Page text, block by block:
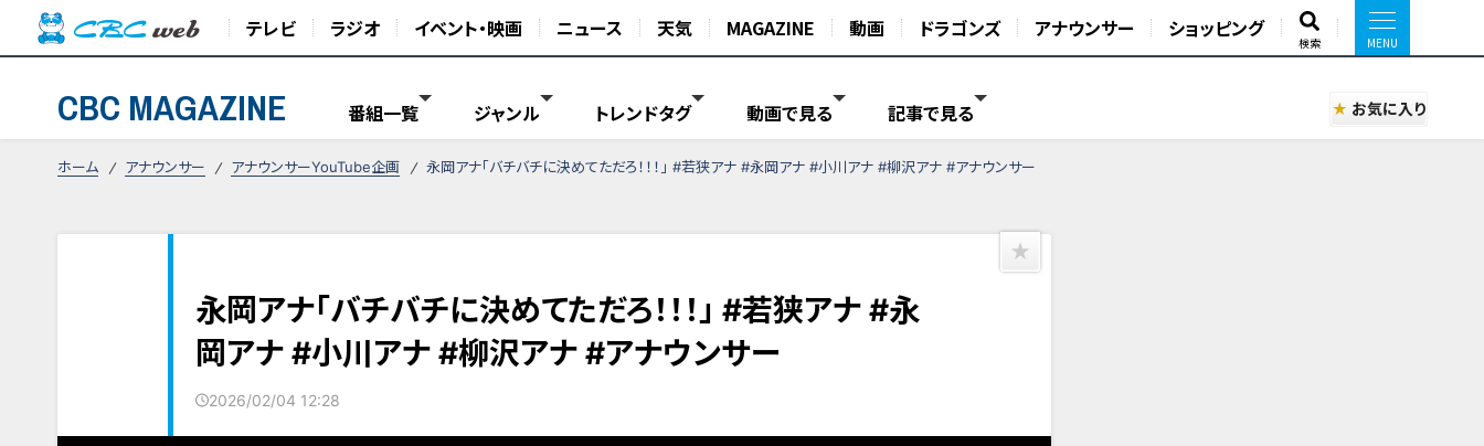
テレビ ラジオ イベント・映画 ニュース 天気 MAGAZINE 動画 ドラゴンズ アナウンサー ショッピング
検索
CBC MAGAZINE 番組一覧 ジャンル トレンドタグ 動画で見る 記事で見る お気に入り
ホーム アナウンサー アナウンサーYouTube企画 永岡アナ「バチバチに決めてただろ！！！」 #若狭アナ #永岡アナ #小川アナ #柳沢アナ #アナウンサー
永岡アナ「バチバチに決めてただろ！！！」 #若狭アナ #永
岡アナ #小川アナ #柳沢アナ #アナウンサー
2026/02/04 12:28